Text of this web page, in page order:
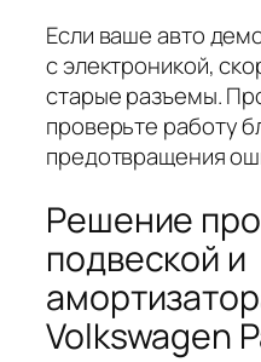
Если ваше авто
с электроникой,
старые разъемы.
проверьте работу
предотвращения
Решение
подвеской и
Volkswagen